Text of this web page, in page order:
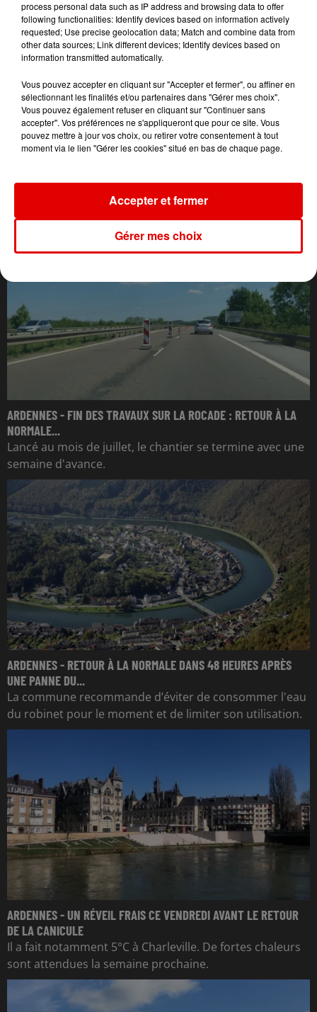
L'ACTU DES ARDENNES
ARDENNES - FIN DES TRAVAUX SUR LA ROCADE : RETOUR À LA
NORMALE...
Lancé au mois de juillet, le chantier se termine avec une
semaine d'avance.
ARDENNES - RETOUR À LA NORMALE DANS 48 HEURES APRÈS
UNE PANNE DU...
La commune recommande d’éviter de consommer l'eau
du robinet pour le moment et de limiter son utilisation.
ARDENNES - UN RÉVEIL FRAIS CE VENDREDI AVANT LE RETOUR
DE LA CANICULE
Il a fait notamment 5°C à Charleville. De fortes chaleurs
sont attendues la semaine prochaine.
process personal data such as IP address and browsing data to offer
following functionalities: Identify devices based on information actively
requested; Use precise geolocation data; Match and combine data from
other data sources; Link different devices; Identify devices based on
information transmitted automatically.
Vous pouvez accepter en cliquant sur "Accepter et fermer", ou affiner en
sélectionnant les finalités et/ou partenaires dans "Gérer mes choix".
Vous pouvez également refuser en cliquant sur "Continuer sans
accepter". Vos préférences ne s'appliqueront que pour ce site. Vous
pouvez mettre à jour vos choix, ou retirer votre consentement à tout
moment via le lien "Gérer les cookies" situé en bas de chaque page.
Gérer mes choix
Accepter et fermer